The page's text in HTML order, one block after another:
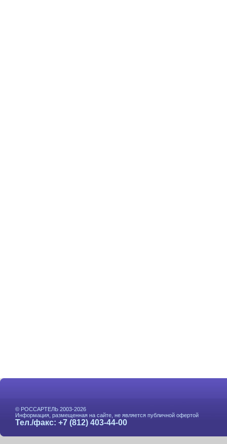
© РОССАРТЕЛЬ 2003-2026
Информация, размещенная на сайте, не является публичной офертой
Тел./факс: +7 (812) 403-44-00